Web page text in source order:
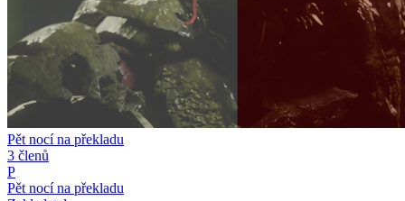
Pět nocí na překladu
3 členů
P
Pět nocí na překladu